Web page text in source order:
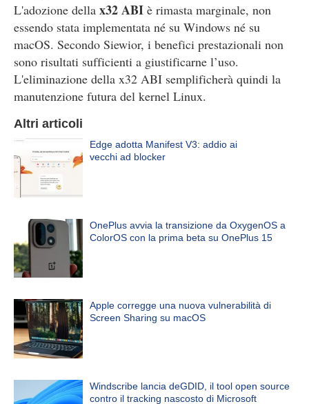
L'adozione della x32 ABI è rimasta marginale, non
essendo stata implementata né su Windows né su
macOS. Secondo Siewior, i benefici prestazionali non
sono risultati sufficienti a giustificarne l’uso.
L'eliminazione della x32 ABI semplificherà quindi la
manutenzione futura del kernel Linux.
Altri articoli
Edge adotta Manifest V3: addio ai
vecchi ad blocker
OnePlus avvia la transizione da OxygenOS a
ColorOS con la prima beta su OnePlus 15
Apple corregge una nuova vulnerabilità di
Screen Sharing su macOS
Windscribe lancia deGDID, il tool open source
contro il tracking nascosto di Microsoft